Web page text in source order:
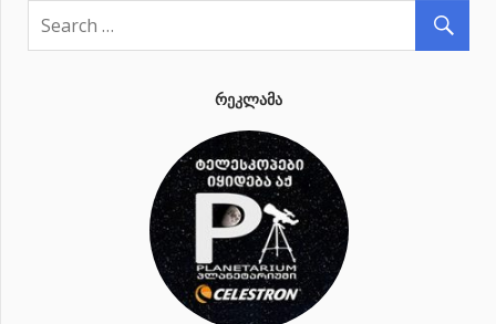
ᲠᲔᲙᲚᲐᲛᲐ